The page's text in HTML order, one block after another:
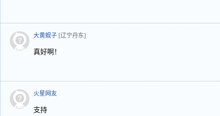
大黄蚬子 [辽宁丹东]
真好啊！
火星网友
支持